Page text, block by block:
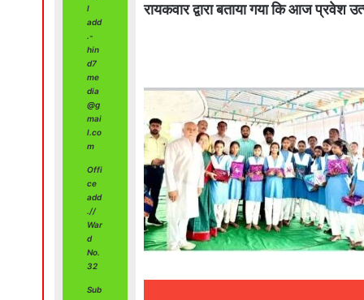
l
add
.-
hin
d7
me
dia
@g
mai
l.co
m
Offi
ce
add
.//
War
d
No.
32
Sub
रायकवार द्वारा बताया गया कि आज प्रवेश